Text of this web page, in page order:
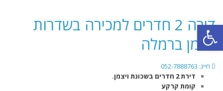
פתח סרגל נגישות דירה 2 חדרים למכירה בשדרות
ויצמן ברמלה
חייג: 052-7888763
דירת 2 חדרים בשכונת ויצמן.
קומת קרקע